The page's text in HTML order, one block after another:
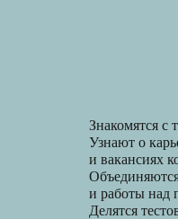
Знакомятся с
Узнают о
и вакансиях
и работы над
Делятся